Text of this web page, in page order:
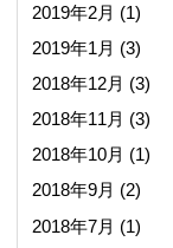
2019年2月 (1)
2019年1月 (3)
2018年12月 (3)
2018年11月 (3)
2018年10月 (1)
2018年9月 (2)
2018年7月 (1)